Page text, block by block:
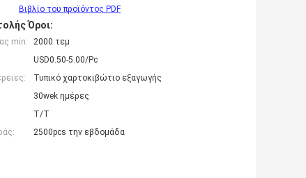
Βιβλίο του προϊόντος PDF
Όροι:
min:
2000 τεμ
USD0.50-5.00/Pc
Τυπικό χαρτοκιβώτιο εξαγωγής
30wek ημέρες
T/T
2500pcs την εβδομάδα